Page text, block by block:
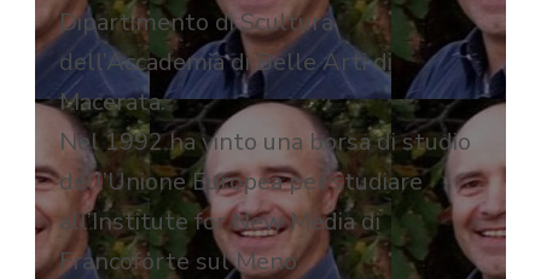
Dipartimento di Scultura
dell’Accademia di Belle Arti di
Macerata.
Nel 1992 ha vinto una borsa di studio
dell’Unione Europea per studiare
all’Institute for New Media di
Francoforte sul Meno.